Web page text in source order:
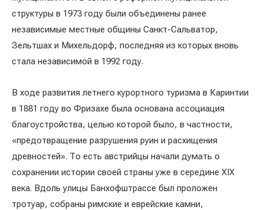
структуры в 1973 году были объединены ранее
независимые местные общины Санкт-Сальватор,
Зельтшах и Михельдорф, последняя из которых вновь
стала независимой в 1992 году.
В ходе развития летнего курортного туризма в Каринтии
в 1881 году во Фризахе была основана ассоциация
благоустройства, целью которой было, в частности,
«предотвращение разрушения руин и расхищения
древностей». То есть австрийцы начали думать о
сохранении истории своей страны уже в середине XIX
века. Вдоль улицы Банхофштрассе был проложен
тротуар, собраны римские и еврейские камни,